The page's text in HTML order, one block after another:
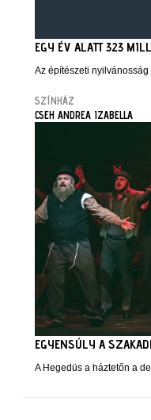
EGY ÉV ALATT 323
Az építészeti
SZÍNHÁZ
CSEH ANDREA IZABELLA
EGYENSÚLY A
A Hegedüs a háztetőn a